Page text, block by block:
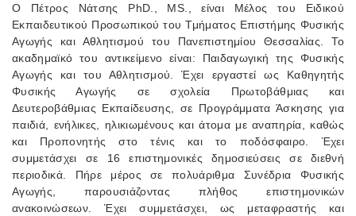
Ο Πέτρος Νάτσης PhD., MS., είναι Μέλος του Ειδικού
Εκπαιδευτικού Προσωπικού του Τμήματος Επιστήμης Φυσικής
Αγωγής και Αθλητισμού του Πανεπιστημίου Θεσσαλίας. Το
ακαδημαϊκό του αντικείμενο είναι: Παιδαγωγική της Φυσικής
Αγωγής και του Αθλητισμού. Έχει εργαστεί ως Καθηγητής
Φυσικής Αγωγής σε σχολεία Πρωτοβάθμιας και
Δευτεροβάθμιας Εκπαίδευσης, σε Προγράμματα Άσκησης για
παιδιά, ενήλικες, ηλικιωμένους και άτομα με αναπηρία, καθώς
και Προπονητής στο τένις και το ποδόσφαιρο. Έχει
συμμετάσχει σε 16 επιστημονικές δημοσιεύσεις σε διεθνή
περιοδικά. Πήρε μέρος σε πολυάριθμα Συνέδρια Φυσικής
Αγωγής, παρουσιάζοντας πλήθος επιστημονικών
ανακοινώσεων. Έχει συμμετάσχει, ως μεταφραστής και